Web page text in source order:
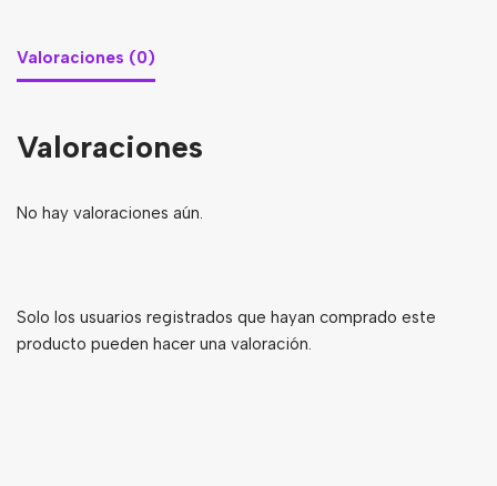
Valoraciones (0)
Valoraciones
No hay valoraciones aún.
Solo los usuarios registrados que hayan comprado este
producto pueden hacer una valoración.